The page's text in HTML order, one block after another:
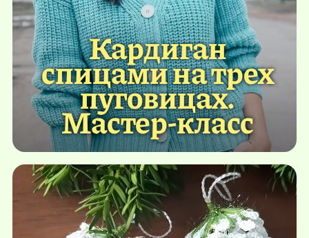
Кардиган
спицами на трех
пуговицах.
Мастер-класс